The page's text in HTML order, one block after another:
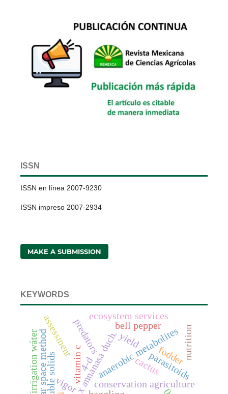
ISSN
ISSN en línea 2007-9230
ISSN impreso 2007-2934
MAKE A SUBMISSION
KEYWORDS
anaerobic metabolites
vitamin c
conservation agriculture
bell pepper
predators
parasitoids
assessment ecosystem services
irrigation wáter nutrition
vigor
cactus
4-d fodder
yield